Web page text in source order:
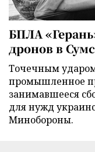
БПЛА
дронов в
Точечным
промышленное
занимавшееся
для нужд
Минобороны.